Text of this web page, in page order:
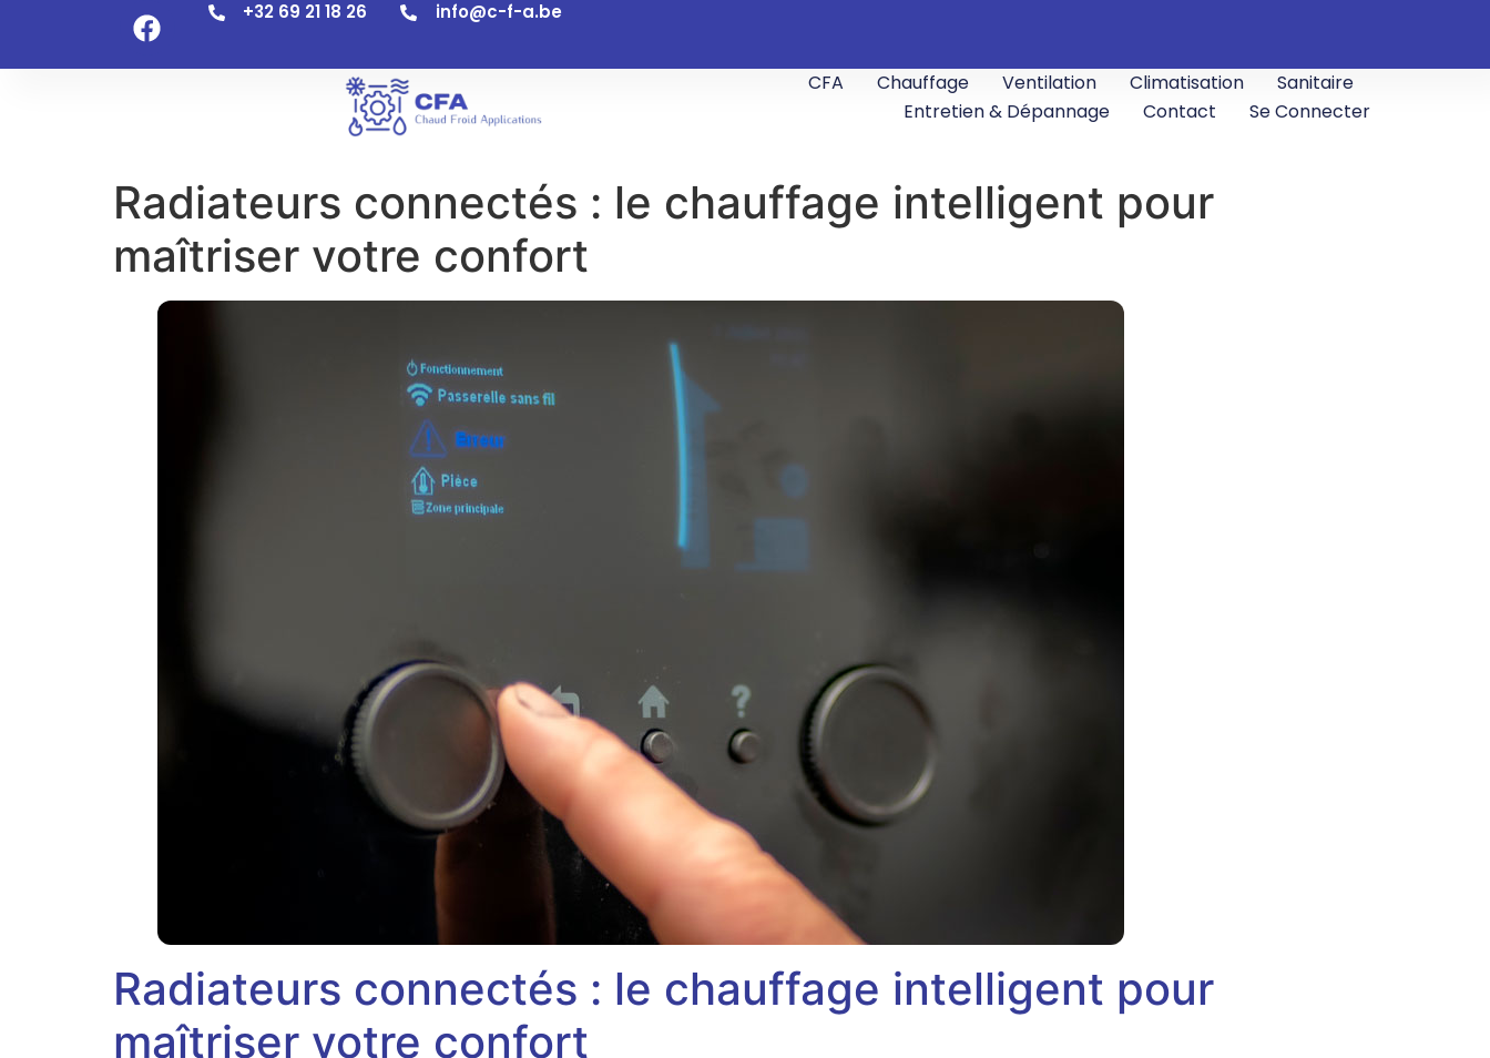
+32 69 21 18 26 info@c-f-a.be
CFA Chauffage Ventilation Climatisation
Sanitaire
Entretien & Dépannage
Contact Se Connecter
Radiateurs connectés : le chauffage intelligent pour
maîtriser votre confort
Radiateurs connectés : le chauffage intelligent pour
maîtriser votre confort